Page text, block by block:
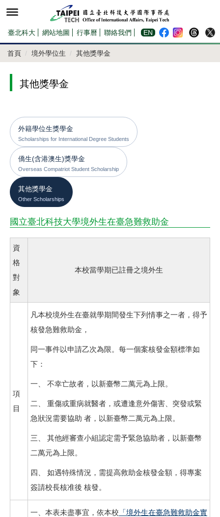
到
主
內
容
臺北科大 網站地圖 行事曆 聯絡我們 EN
首頁 境外學位生 其他獎學金
其他獎學金
外籍學位生獎學金
Scholarships for International Degree Students
僑生(含港澳生)獎學金
Overseas Compatriot Student Scholarship
其他獎學金
Other Scholarships
國立臺北科技大學境外生在臺急難救助金
資
格
對
象
本校當學期已註冊之境外生
項
目
凡本校境外生在臺就學期間發生下列情事之一者，得予
核發急難救助金，
同一事件以申請乙次為限。每一個案核發金額標準如
下：
一、 不幸亡故者，以新臺幣二萬元為上限。
二、 重傷或重病就醫者，或遭逢意外傷害、突發或緊
急狀況需要協助 者，以新臺幣二萬元為上限。
三、 其他經審查小組認定需予緊急協助者，以新臺幣
二萬元為上限。
四、 如遇特殊情況，需提高救助金核發金額，得專案
簽請校長核准後 核發。
一、本表未盡事宜，依本校 「境外生在臺急難救助金實